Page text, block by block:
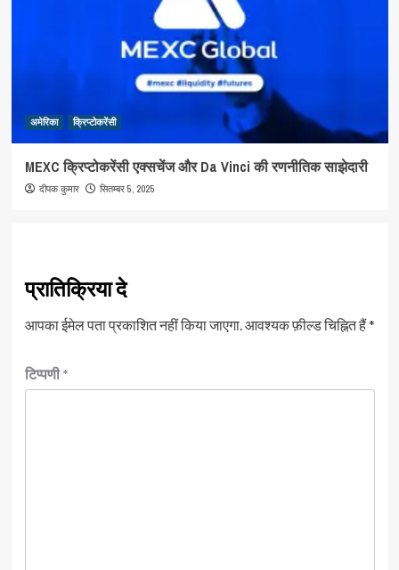
अमेरिका क्रिप्टोकरेंसी
MEXC क्रिप्टोकरेंसी एक्सचेंज और Da Vinci की रणनीतिक साझेदारी
दीपक कुमार सितम्बर 5, 2025
प्रातिक्रिया दे
आपका ईमेल पता प्रकाशित नहीं किया जाएगा. आवश्यक फ़ील्ड चिह्नित हैं*
टिप्पणी*